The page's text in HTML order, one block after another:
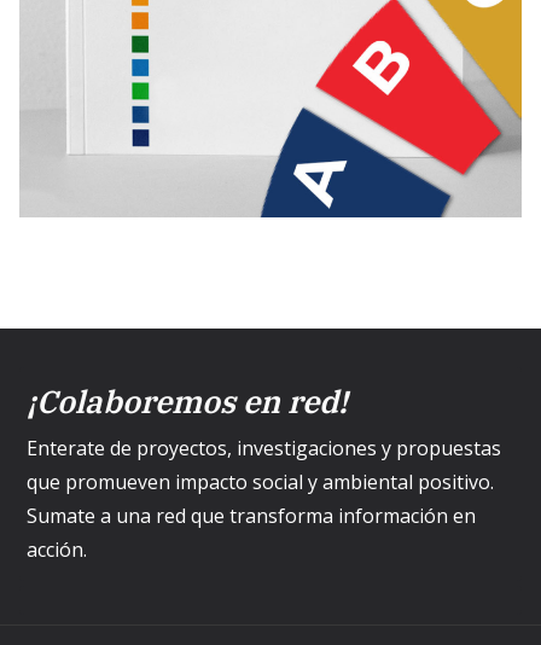
¡Colaboremos en red!
Enterate de proyectos, investigaciones y propuestas
que promueven impacto social y ambiental positivo.
Sumate a una red que transforma información en
acción.